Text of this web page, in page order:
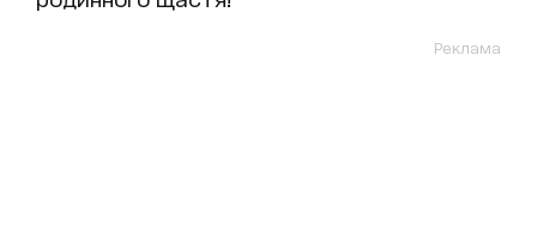
Реклама